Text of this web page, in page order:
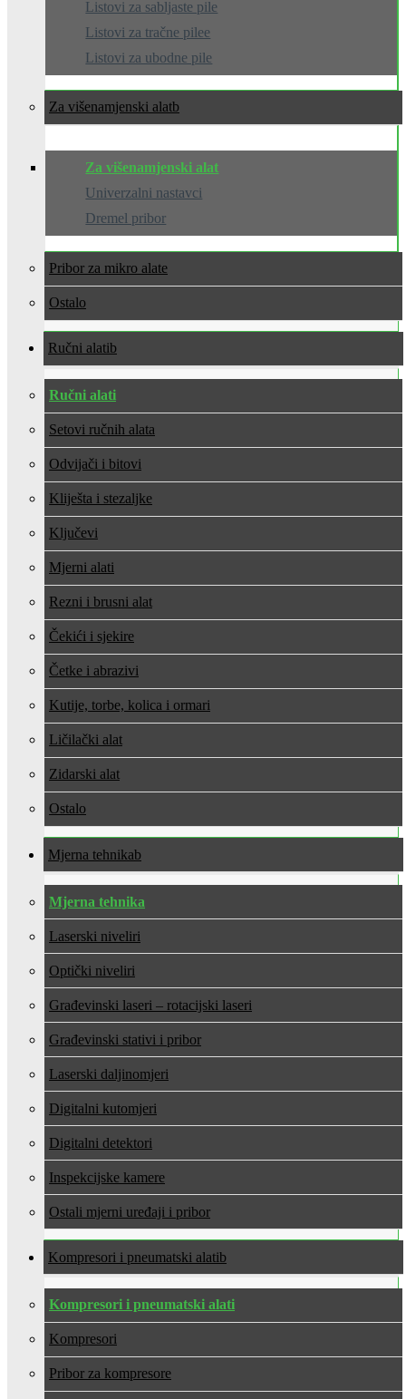
Listovi za sabljaste pile
Listovi za tračne pilee
Listovi za ubodne pile
Za višenamjenski alat
Za višenamjenski alat
Univerzalni nastavci
Dremel pribor
Pribor za mikro alate
Ostalo
Ručni alati
Ručni alati
Setovi ručnih alata
Odvijači i bitovi
Kliješta i stezaljke
Ključevi
Mjerni alati
Rezni i brusni alat
Čekići i sjekire
Četke i abrazivi
Kutije, torbe, kolica i ormari
Ličilački alat
Zidarski alat
Ostalo
Mjerna tehnika
Mjerna tehnika
Laserski niveliri
Optički niveliri
Građevinski laseri – rotacijski laseri
Građevinski stativi i pribor
Laserski daljinomjeri
Digitalni kutomjeri
Digitalni detektori
Inspekcijske kamere
Ostali mjerni uređaji i pribor
Kompresori i pneumatski alati
Kompresori i pneumatski alati
Kompresori
Pribor za kompresore